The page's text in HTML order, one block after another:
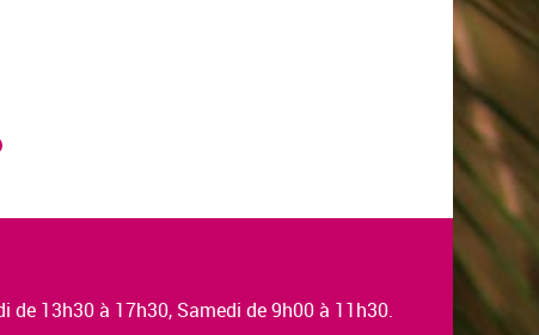
de 13h30 à 17h30, Samedi de 9h00 à 11h30.